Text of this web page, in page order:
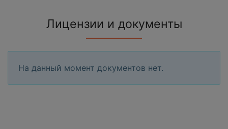
Лицензии и документы
На данный момент документов нет.